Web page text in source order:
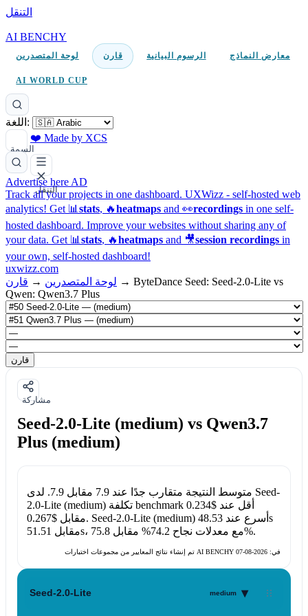
التنقل
AI BENCHY
لوحة المتصدرين قارن الرسوم البيانية معارض النماذج
AI WORLD CUP
اللغة:
السمة
❤️ Made by XCS
التنقل
Advertise here AD
Track all your projects in one dashboard. UXWizz - self-hosted web
analytics! Get 📊 stats, 🔥heatmaps and 👀recordings in one self-
hosted dashboard. Improve your websites without sharing any of
your data. Get 📊 stats, 🔥heatmaps and 🎥session recordings in
your own, self-hosted dashboard!
uxwizz.com
لوحة المتصدرين → قارن → ByteDance Seed: Seed-2.0-Lite vs
Qwen: Qwen3.7 Plus
قارن
مشاركة
Seed-2.0-Lite (medium) vs Qwen3.7
Plus (medium)
متوسط النتيجة متقارب جدًا عند7.9 مقابل7.9
Seed-
2.0-Lite (medium)
تكلفة benchmark أقل عند$0.234
مقابل$0.267 . Seed-2.0-Lite (medium) أسرع عند 48.53s
مقابل51.51s ، مع معدلات نجاح 74.2% مقابل 75.8%.
تم إنشاء نتائج المعايير من مجموعات اختبارات AI BENCHY في: 2026-08-07
Seed-2.0-Lite medium ▾